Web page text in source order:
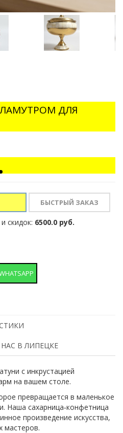
ДЛЯ
скидок: 6500.0 руб.
В ЛИПЕЦКЕ
с инкрустацией
на вашем столе.
превращается в маленькое
Наша сахарница‑конфетница
произведение искусства,
мастеров.